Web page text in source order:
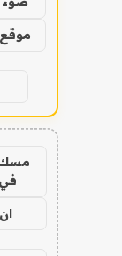
مسك